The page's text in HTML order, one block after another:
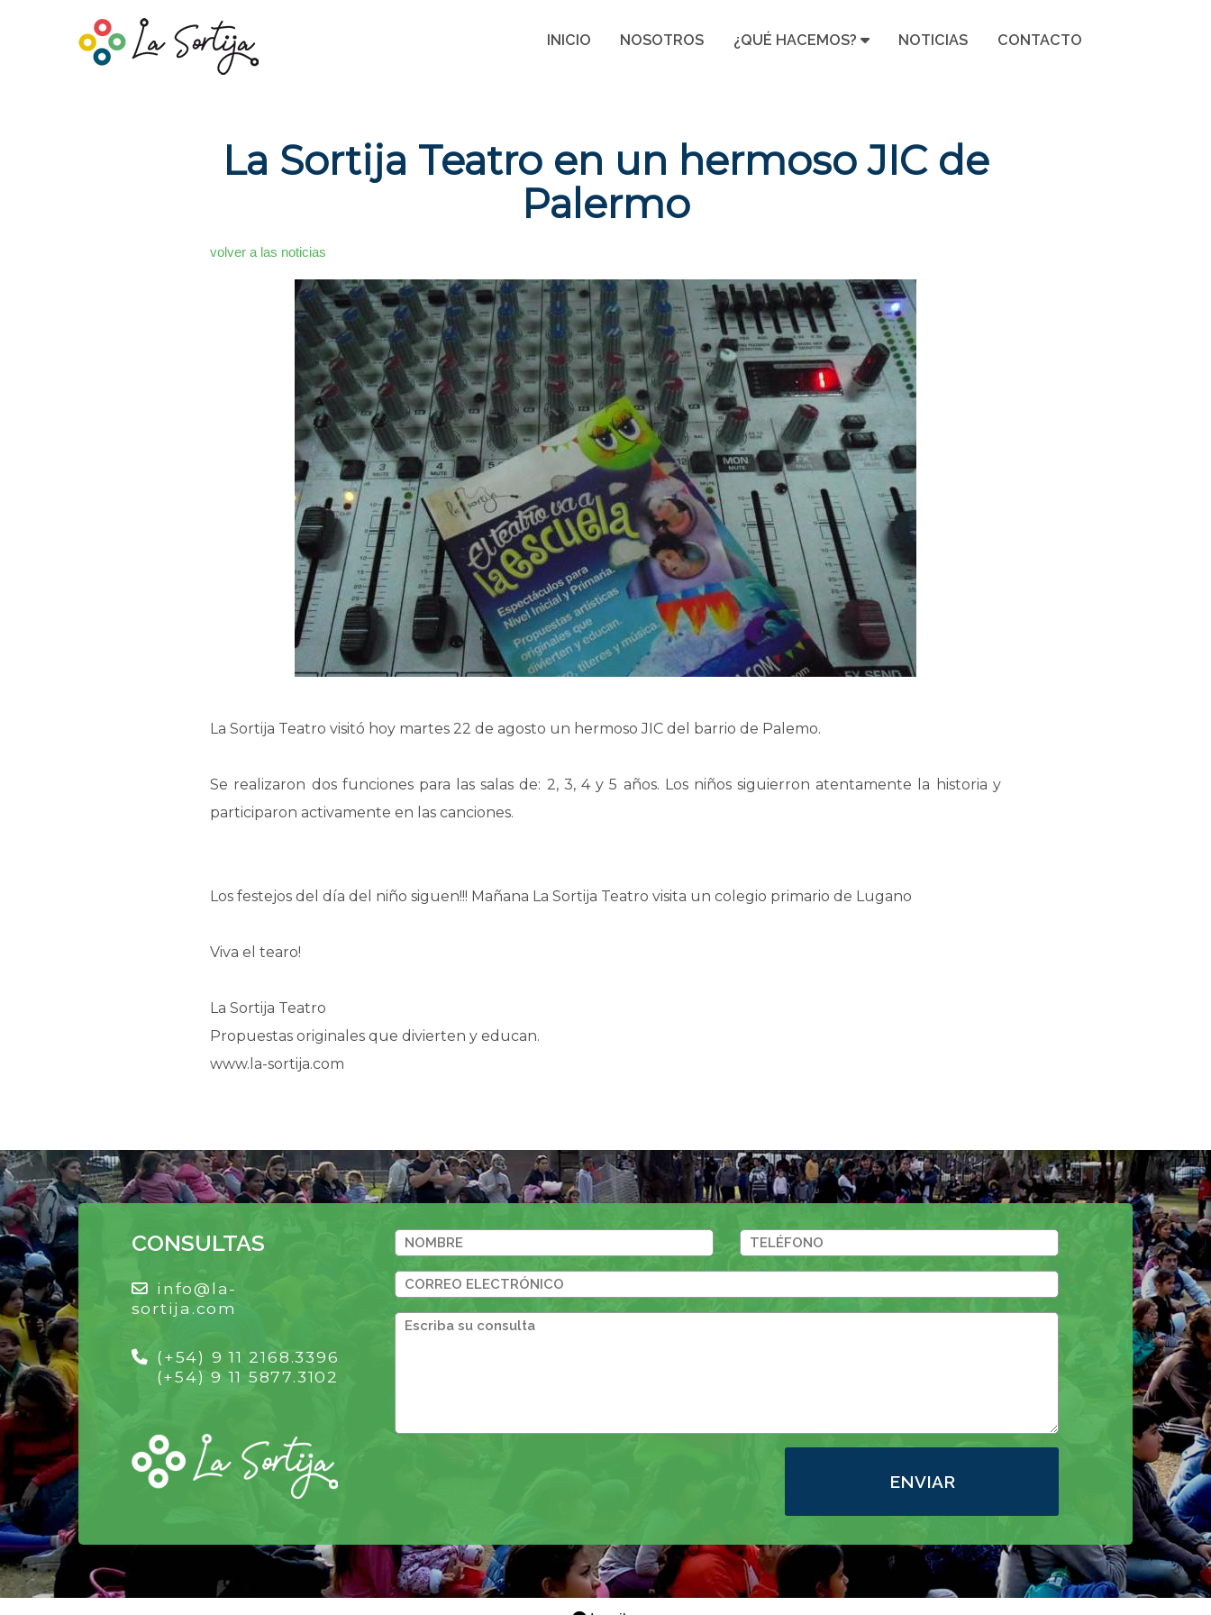
INICIO NOSOTROS ¿QUÉ HACEMOS? NOTICIAS CONTACTO
La Sortija Teatro en un hermoso JIC de
Palermo
volver a las noticias
La Sortija Teatro visitó hoy martes 22 de agosto un hermoso JIC del barrio de Palemo.
Se realizaron dos funciones para las salas de: 2, 3, 4 y 5 años. Los niños siguierron atentamente la historia y
participaron activamente en las canciones.
Los festejos del día del niño siguen!!! Mañana La Sortija Teatro visita un colegio primario de Lugano
Viva el tearo!
La Sortija Teatro
Propuestas originales que divierten y educan.
www.la-sortija.com
CONSULTAS
info@la-
sortija.com
(+54) 9 11 2168.3396
(+54) 9 11 5877.3102
ENVIAR